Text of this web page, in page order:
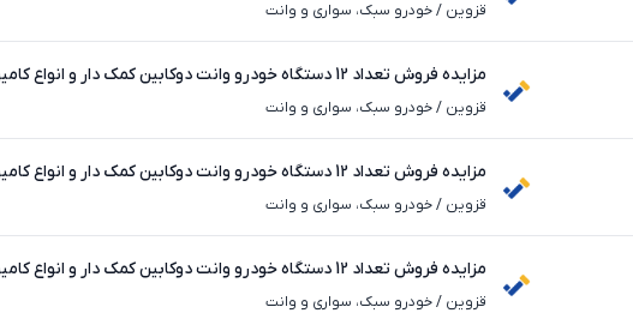
قزوین /خودرو سبک، سواری و وانت
موتورسیکلت شرکت گاز
قزوین /خودرو سبک، سواری و وانت
موتورسیکلت شرکت گاز
قزوین /خودرو سبک، سواری و وانت
موتورسیکلت شرکت گاز
قزوین /خودرو سبک، سواری و وانت